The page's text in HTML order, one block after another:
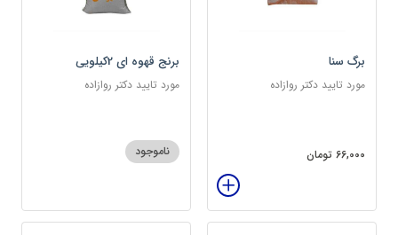
برگ سنا
مورد تایید دکتر روازاده
66,000 تومان
برنج قهوه ای 2کیلویی
مورد تایید دکتر روازاده
ناموجود